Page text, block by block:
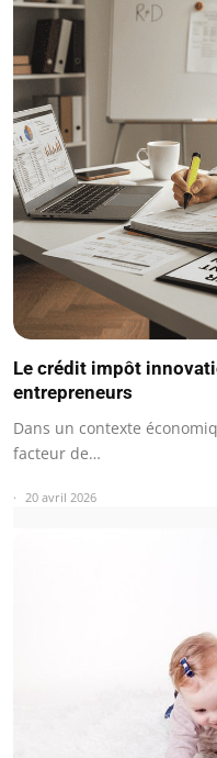
Le crédit impôt
entrepreneurs
Dans un contexte
facteur de…
20 avril 2026